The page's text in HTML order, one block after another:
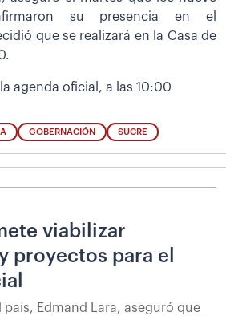
su presencia en el
que se realizará en la Casa de
agenda oficial, a las 10:00
GOBERNACIÓN SUCRE
viabilizar
proyectos para el
país, Edmand Lara, aseguró que